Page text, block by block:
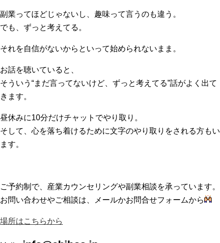
副業ってほどじゃないし、趣味って言うのも違う。
でも、ずっと考えてる。
それを自信がないからといって始められないまま。
お話を聴いていると、
そういう“まだ言ってないけど、ずっと考えてる”話がよく出て
きます。
昼休みに10分だけチャットでやり取り。
そして、心を落ち着けるために文字のやり取りをされる方もい
ます。
ご予約制で、産業カウンセリングや副業相談を承っています。
お問い合わせやご相談は、メールかお問合せフォームから
場所はこちらから